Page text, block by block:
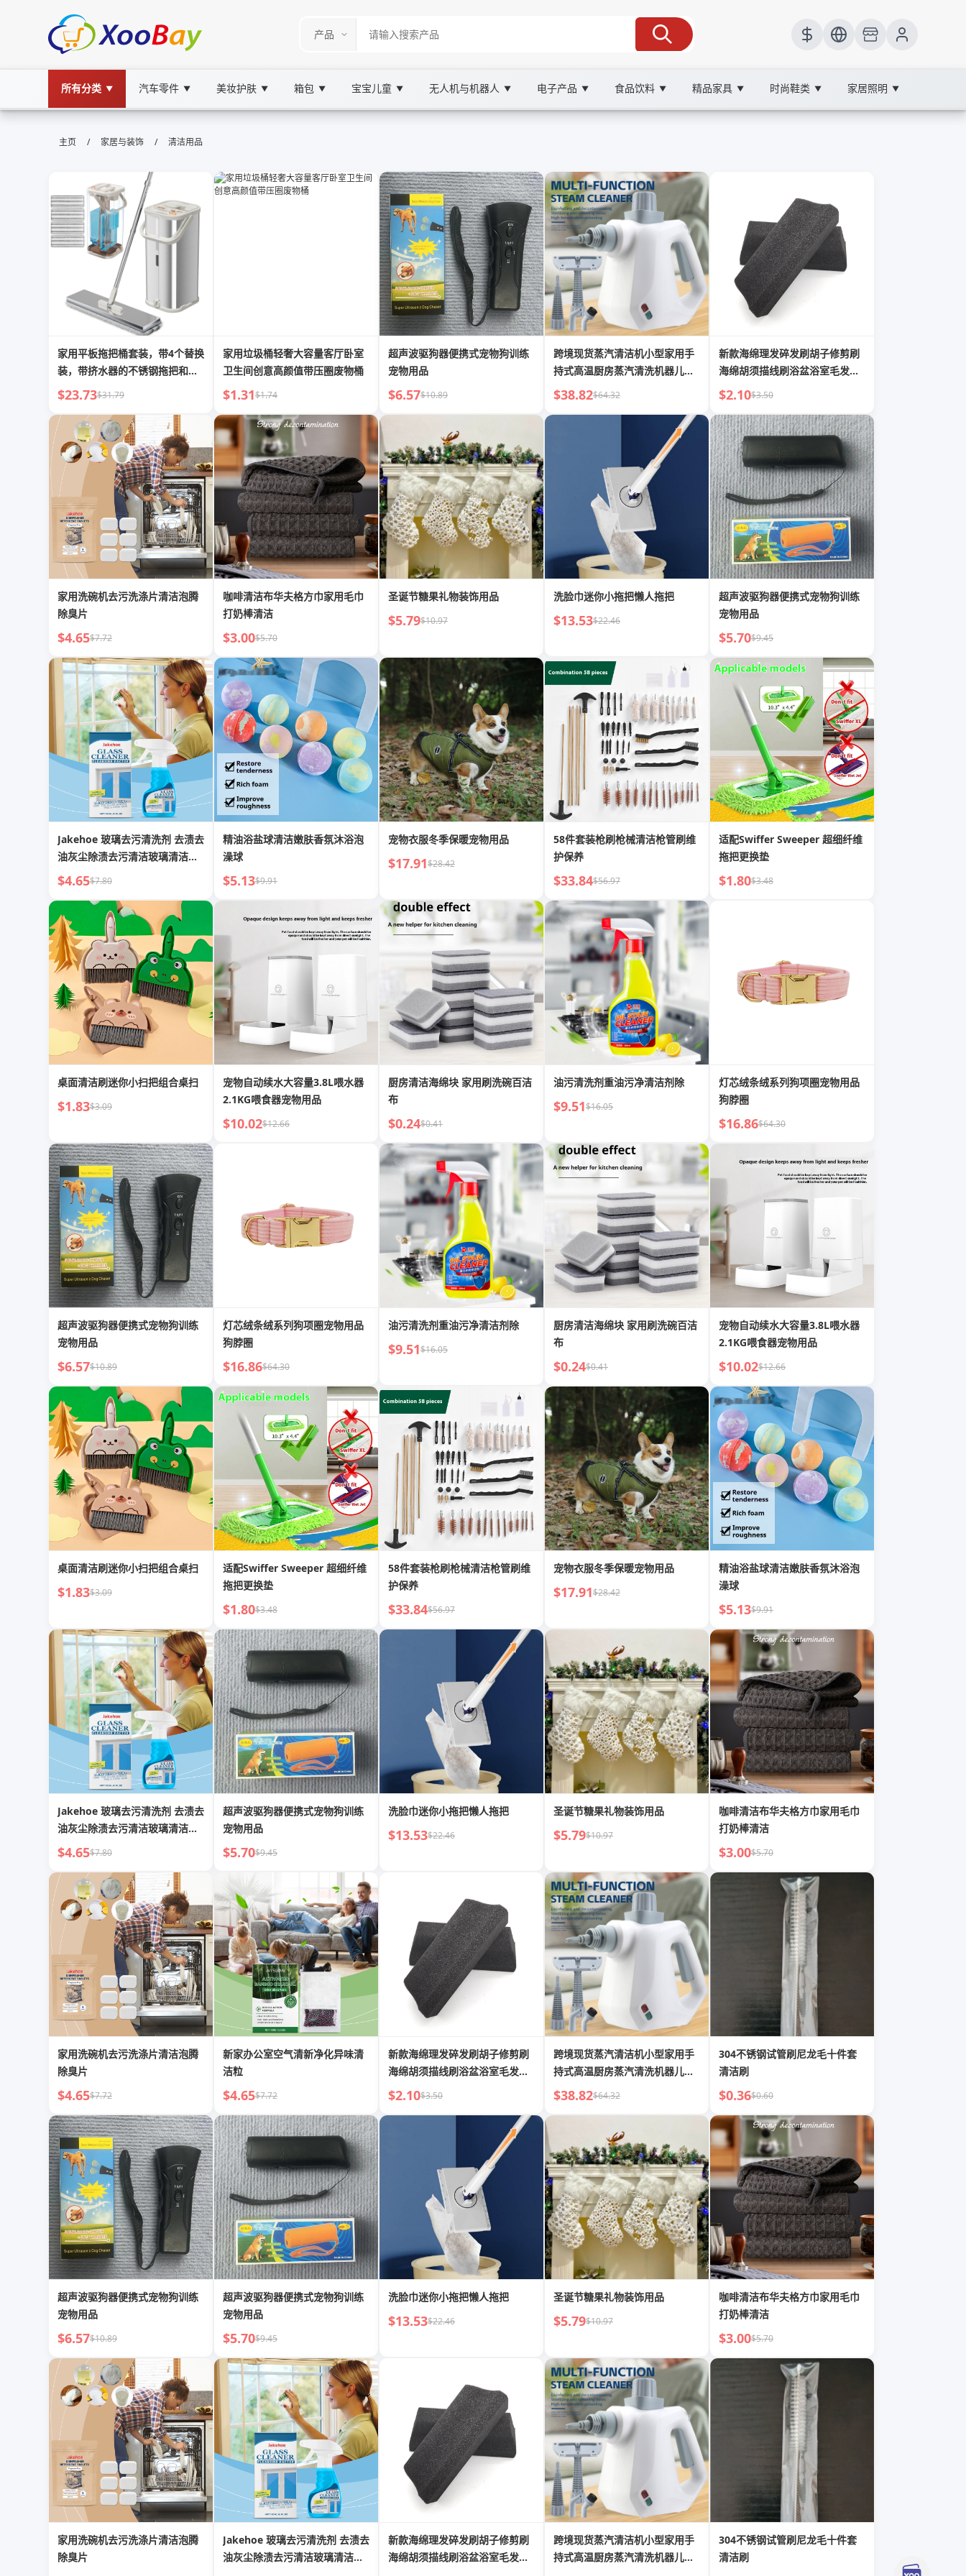
所有分类 ▼ 汽车零件 ▼ 美妆护肤 ▼ 箱包 ▼ 宝宝儿童 ▼ 无人机与机器人 ▼ 电子产品 ▼ 食品饮料 ▼ 精品家具 ▼ 时尚鞋类 ▼ 家居照明 ▼
清洁用品 | XOOBAY B2B/B2C Marketplace
高效清洁用品覆盖日常家居清洁方案推荐选购
主页 / 家居与装饰 / 清洁用品
家用平板拖把桶套装，带4个替换
装，带挤水器的不锈钢拖把和水
桶
$23.73$31.79
家用垃圾桶轻奢大容量客厅卧室
卫生间创意高颜值带压圈废物桶
$1.31$1.74
超声波驱狗器便携式宠物狗训练
宠物用品
$6.57$10.89
跨境现货蒸汽清洁机小型家用手
持式高温厨房蒸汽清洗机器儿童
锁
$38.82$64.32
新款海绵理发碎发刷胡子修剪刷
海绵胡须描线刷浴盆浴室毛发清
理刷
$2.10$3.50
家用洗碗机去污洗涤片清洁泡腾
除臭片
$4.65$7.72
咖啡清洁布华夫格方巾家用毛巾
打奶棒清洁
$3.00$5.70
圣诞节糖果礼物装饰用品
$5.79$10.97
洗脸巾迷你小拖把懒人拖把
$13.53$22.46
超声波驱狗器便携式宠物狗训练
宠物用品
$5.70$9.45
Jakehoe 玻璃去污清洗剂 去渍去
油灰尘除渍去污清洁玻璃清洁喷
雾
$4.65$7.80
精油浴盐球清洁嫩肤香氛沐浴泡
澡球
$5.13$9.91
宠物衣服冬季保暖宠物用品
$17.91$28.42
58件套装枪刷枪械清洁枪管刷维
护保养
$33.84$56.97
适配Swiffer Sweeper 超细纤维
拖把更换垫
$1.80$3.48
桌面清洁刷迷你小扫把组合桌扫
$1.83$3.09
宠物自动续水大容量3.8L喂水器
2.1KG喂食器宠物用品
$10.02$12.66
厨房清洁海绵块 家用刷洗碗百洁
布
$0.24$0.41
油污清洗剂重油污净清洁剂除
$9.51$16.05
灯芯绒条绒系列狗项圈宠物用品
狗脖圈
$16.86$64.30
超声波驱狗器便携式宠物狗训练
宠物用品
$6.57$10.89
灯芯绒条绒系列狗项圈宠物用品
狗脖圈
$16.86$64.30
油污清洗剂重油污净清洁剂除
$9.51$16.05
厨房清洁海绵块 家用刷洗碗百洁
布
$0.24$0.41
宠物自动续水大容量3.8L喂水器
2.1KG喂食器宠物用品
$10.02$12.66
桌面清洁刷迷你小扫把组合桌扫
$1.83$3.09
适配Swiffer Sweeper 超细纤维
拖把更换垫
$1.80$3.48
58件套装枪刷枪械清洁枪管刷维
护保养
$33.84$56.97
宠物衣服冬季保暖宠物用品
$17.91$28.42
精油浴盐球清洁嫩肤香氛沐浴泡
澡球
$5.13$9.91
Jakehoe 玻璃去污清洗剂 去渍去
油灰尘除渍去污清洁玻璃清洁喷
雾
$4.65$7.80
超声波驱狗器便携式宠物狗训练
宠物用品
$5.70$9.45
洗脸巾迷你小拖把懒人拖把
$13.53$22.46
圣诞节糖果礼物装饰用品
$5.79$10.97
咖啡清洁布华夫格方巾家用毛巾
打奶棒清洁
$3.00$5.70
家用洗碗机去污洗涤片清洁泡腾
除臭片
$4.65$7.72
新家办公室空气清新净化异味清
洁粒
$4.65$7.72
新款海绵理发碎发刷胡子修剪刷
海绵胡须描线刷浴盆浴室毛发清
理刷
$2.10$3.50
跨境现货蒸汽清洁机小型家用手
持式高温厨房蒸汽清洗机器儿童
锁
$38.82$64.32
304不锈钢试管刷尼龙毛十件套
清洁刷
$0.36$0.60
超声波驱狗器便携式宠物狗训练
宠物用品
$6.57$10.89
超声波驱狗器便携式宠物狗训练
宠物用品
$5.70$9.45
洗脸巾迷你小拖把懒人拖把
$13.53$22.46
圣诞节糖果礼物装饰用品
$5.79$10.97
咖啡清洁布华夫格方巾家用毛巾
打奶棒清洁
$3.00$5.70
家用洗碗机去污洗涤片清洁泡腾
除臭片
Jakehoe 玻璃去污清洗剂 去渍去
油灰尘除渍去污清洁玻璃清洁喷
新款海绵理发碎发刷胡子修剪刷
海绵胡须描线刷浴盆浴室毛发清
跨境现货蒸汽清洁机小型家用手
持式高温厨房蒸汽清洗机器儿童
304不锈钢试管刷尼龙毛十件套
清洁刷